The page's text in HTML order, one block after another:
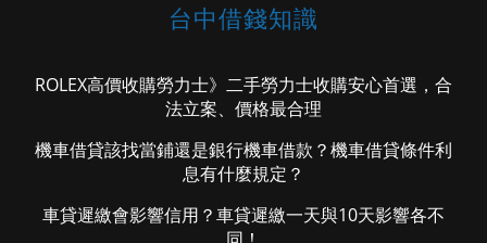
台中借錢知識
ROLEX高價收購勞力士》二手勞力士收購安心首選，合
法立案、價格最合理
機車借貸該找當鋪還是銀行機車借款？機車借貸條件利
息有什麼規定？
車貸遲繳會影響信用？車貸遲繳一天與10天影響各不